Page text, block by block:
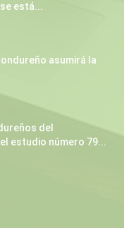
está...
asumirá la
del
estudio número 79...